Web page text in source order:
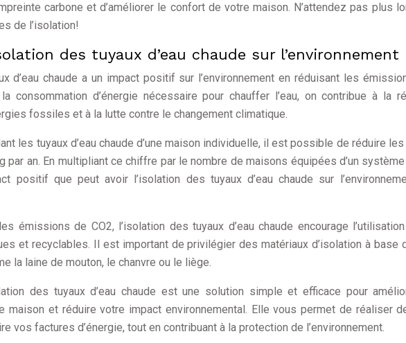
carbone et d’améliorer le confort de votre maison. N’attendez pas plus
de l’isolation!
des tuyaux d’eau chaude sur l’environnement
d’eau chaude a un impact positif sur l’environnement en réduisant les
consommation d’énergie nécessaire pour chauffer l’eau, on contribue à la
fossiles et à la lutte contre le changement climatique.
les tuyaux d’eau chaude d’une maison individuelle, il est possible de réduire
par an. En multipliant ce chiffre par le nombre de maisons équipées d’un système
positif que peut avoir l’isolation des tuyaux d’eau chaude sur
émissions de CO2, l’isolation des tuyaux d’eau chaude encourage
et recyclables. Il est important de privilégier des matériaux d’isolation à base
la laine de mouton, le chanvre ou le liège.
des tuyaux d’eau chaude est une solution simple et efficace pour
maison et réduire votre impact environnemental. Elle vous permet de réaliser
vos factures d’énergie, tout en contribuant à la protection de l’environnement.